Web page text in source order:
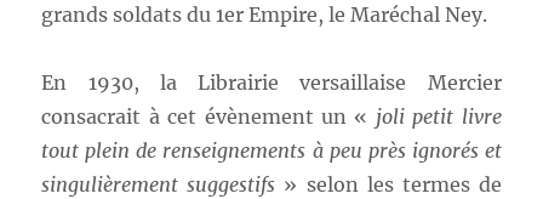
grands soldats du 1er Empire, le Maréchal Ney.
En 1930, la Librairie versaillaise Mercier
consacrait à cet évènement un « joli petit livre
tout plein de renseignements à peu près ignorés et
singulièrement suggestifs » selon les termes de